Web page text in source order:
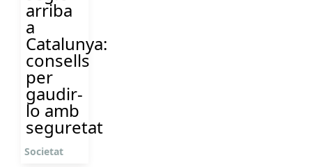
arriba
a
Catalunya:
consells
per
gaudir-
lo amb
seguretat
Societat